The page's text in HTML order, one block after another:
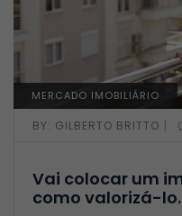
MERCADO IMOBILIÁRIO
BY: GILBERTO BRITTO |
Vai colocar um
como valorizá-lo.